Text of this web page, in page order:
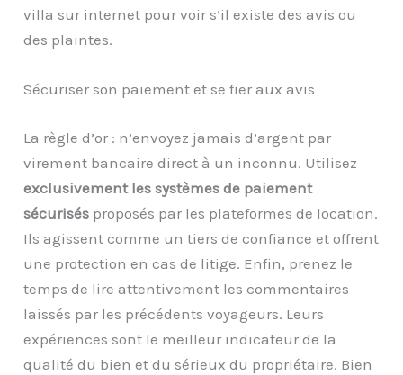
villa sur internet pour voir s’il existe des avis ou
des plaintes.
Sécuriser son paiement et se fier aux avis
La règle d’or : n’envoyez jamais d’argent par
virement bancaire direct à un inconnu. Utilisez
exclusivement les systèmes de paiement
sécurisés proposés par les plateformes de location.
Ils agissent comme un tiers de confiance et offrent
une protection en cas de litige. Enfin, prenez le
temps de lire attentivement les commentaires
laissés par les précédents voyageurs. Leurs
expériences sont le meilleur indicateur de la
qualité du bien et du sérieux du propriétaire. Bien